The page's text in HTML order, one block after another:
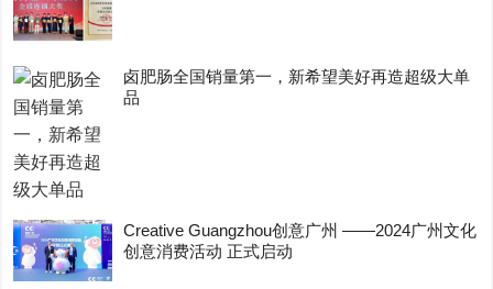
卤肥肠全国销量第一，新希望美好再造超级大单
品
Creative Guangzhou创意广州 ——2024广州文化
创意消费活动 正式启动